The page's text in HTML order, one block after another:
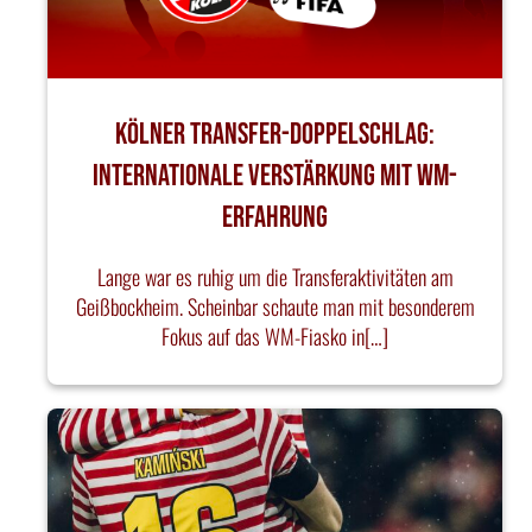
Kölner Transfer-Doppelschlag:
Internationale Verstärkung mit WM-
Erfahrung
Lange war es ruhig um die Transferaktivitäten am
Geißbockheim. Scheinbar schaute man mit besonderem
Fokus auf das WM-Fiasko in[…]